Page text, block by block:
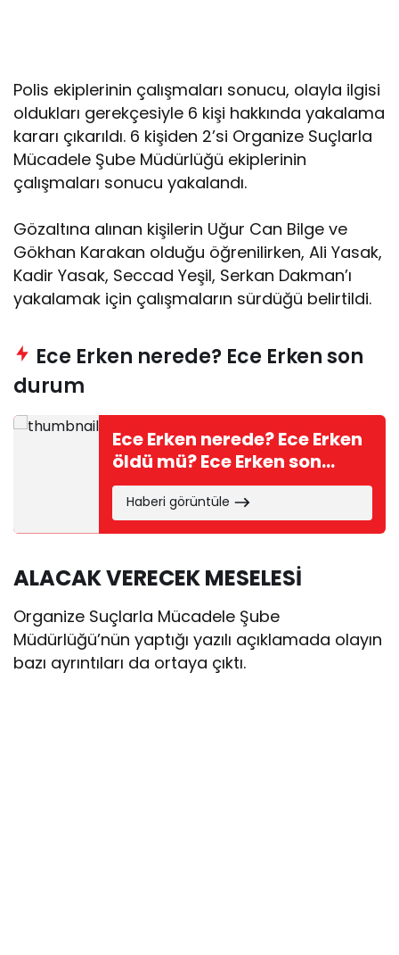
Polis ekiplerinin çalışmaları sonucu, olayla ilgisi
oldukları gerekçesiyle 6 kişi hakkında yakalama
kararı çıkarıldı. 6 kişiden 2’si Organize Suçlarla
Mücadele Şube Müdürlüğü ekiplerinin
çalışmaları sonucu yakalandı.
Gözaltına alınan kişilerin Uğur Can Bilge ve
Gökhan Karakan olduğu öğrenilirken, Ali Yasak,
Kadir Yasak, Seccad Yeşil, Serkan Dakman’ı
yakalamak için çalışmaların sürdüğü belirtildi.
Ece Erken nerede? Ece Erken son
durum
Ece Erken nerede? Ece Erken
öldü mü? Ece Erken son
durum…
Haberi görüntüle
ALACAK VERECEK MESELESİ
Organize Suçlarla Mücadele Şube
Müdürlüğü’nün yaptığı yazılı açıklamada olayın
bazı ayrıntıları da ortaya çıktı.